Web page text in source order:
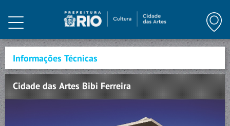
HOME
INSTITUCIONAL
CIDADE DAS ARTES
A ESTRUTURA
Informações Técnicas
Cidade das Artes Bibi Ferreira